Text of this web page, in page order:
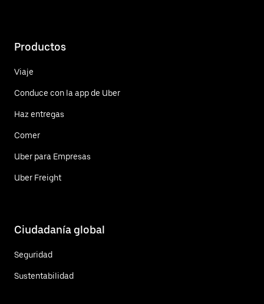
Productos
Viaje
Conduce con la app de Uber
Haz entregas
Comer
Uber para Empresas
Uber Freight
Ciudadanía global
Seguridad
Sustentabilidad